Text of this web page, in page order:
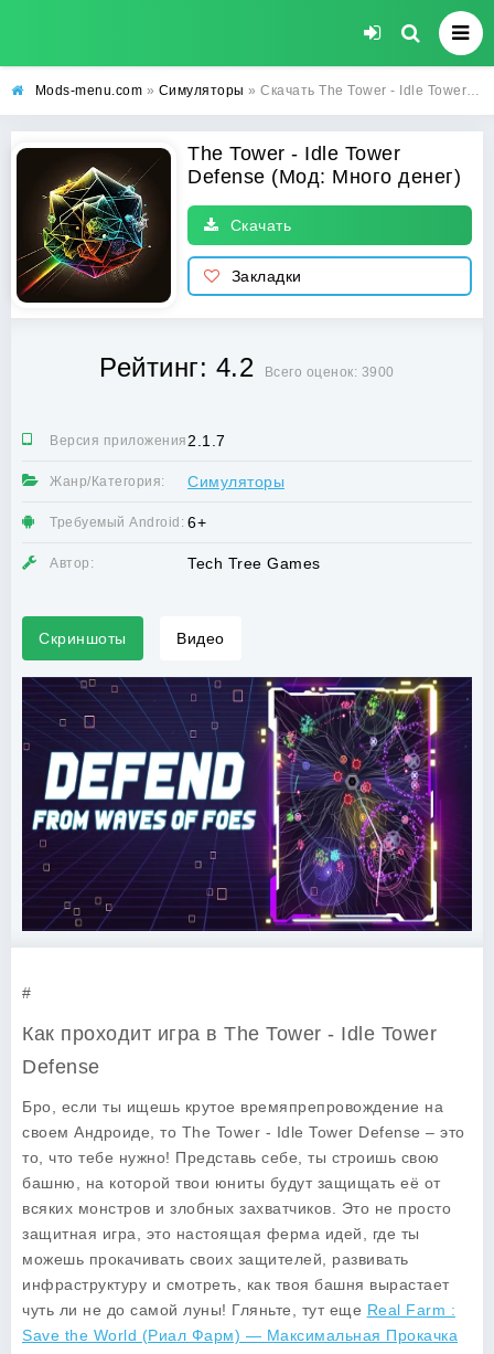
Mods-menu.com » Симуляторы » Скачать The Tower - Idle Tower Defense Взлом (Много денег) на Андроид бесплатно
The Tower - Idle Tower
Defense (Мод: Много денег)
Скачать
Закладки
Рейтинг: 4.2 Всего оценок: 3900
Версия приложения:2.1.7
Жанр/Категория: Симуляторы
Требуемый Android: 6+
Автор: Tech Tree Games
Скриншоты Видео
#
Как проходит игра в The Tower - Idle Tower
Defense
Бро, если ты ищешь крутое времяпрепровождение на
своем Андроиде, то The Tower - Idle Tower Defense – это
то, что тебе нужно! Представь себе, ты строишь свою
башню, на которой твои юниты будут защищать её от
всяких монстров и злобных захватчиков. Это не просто
защитная игра, это настоящая ферма идей, где ты
можешь прокачивать своих защителей, развивать
инфраструктуру и смотреть, как твоя башня вырастает
чуть ли не до самой луны! Гляньте, тут еще Real Farm :
Save the World (Риал Фарм) — Максимальная Прокачка